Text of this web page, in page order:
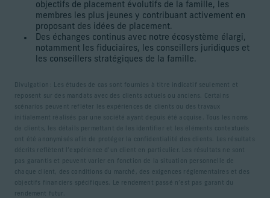
objectifs de placement évolutifs de la famille, les
membres les plus jeunes y contribuant activement en
proposant des idées de placement.
Des échanges continus avec notre écosystème élargi,
notamment les fiduciaires, les conseillers juridiques et
les conseillers stratégiques de la famille.
Divulgation : Les études de cas sont fournies à titre indicatif seulement et
reposent sur des mandats avec des clients actuels ou anciens. Certains
scénarios peuvent refléter les expériences de clients ou des travaux
initialement réalisés par une société ayant depuis été acquise. Tous les noms
de clients, les détails permettant de les identifier et les éléments contextuels
ont été anonymisés afin de protéger la confidentialité des clients. Les résultats
décrits reflètent l’expérience d’un client en particulier. Les résultats ne sont
pas garantis et peuvent varier en fonction de la situation personnelle de
chaque client, des conditions du marché, des exigences réglementaires et des
objectifs financiers spécifiques. Le rendement passé n’est pas garant du
rendement futur.